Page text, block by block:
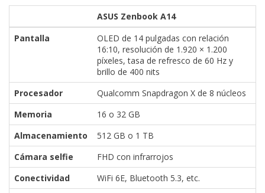
ASUS Zenbook A14
Pantalla
OLED de 14 pulgadas con relación
16:10, resolución de 1.920 × 1.200
píxeles, tasa de refresco de 60 Hz y
brillo de 400 nits
Procesador
Qualcomm Snapdragon X de 8 núcleos
Memoria
16 o 32 GB
Almacenamiento
512 GB o 1 TB
Cámara selfie
FHD con infrarrojos
Conectividad
WiFi 6E, Bluetooth 5.3, etc.